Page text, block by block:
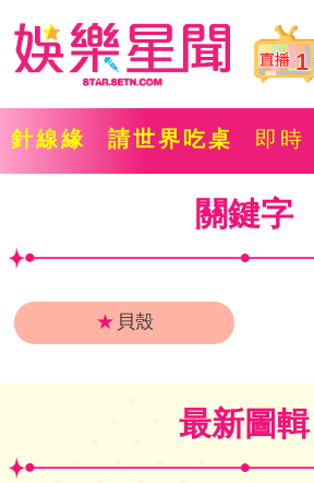
1
針線緣 請世界吃桌 即時
關鍵字
★ 貝殼
最新圖輯